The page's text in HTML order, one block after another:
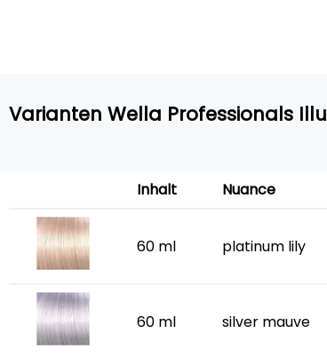
Varianten Wella Professionals
Inhalt Nuance
60 ml platinum lily
60 ml silver mauve